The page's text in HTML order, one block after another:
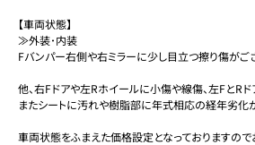
【車両状態】
≫外装･内装
Fバンパー右側や右ミラーに少し目立つ擦り傷がご
他、右Fドアや左Rホイールに小傷や線傷、左FとRド
またシートに汚れや樹脂部に年式相応の経年劣化
車両状態をふまえた価格設定となっておりますの